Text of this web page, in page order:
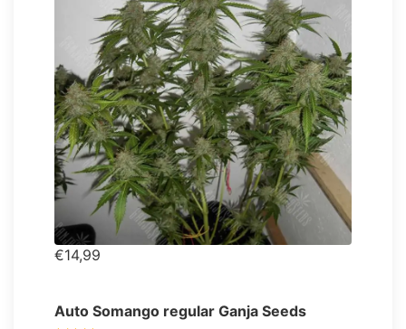
€14,99
Auto Somango regular Ganja Seeds